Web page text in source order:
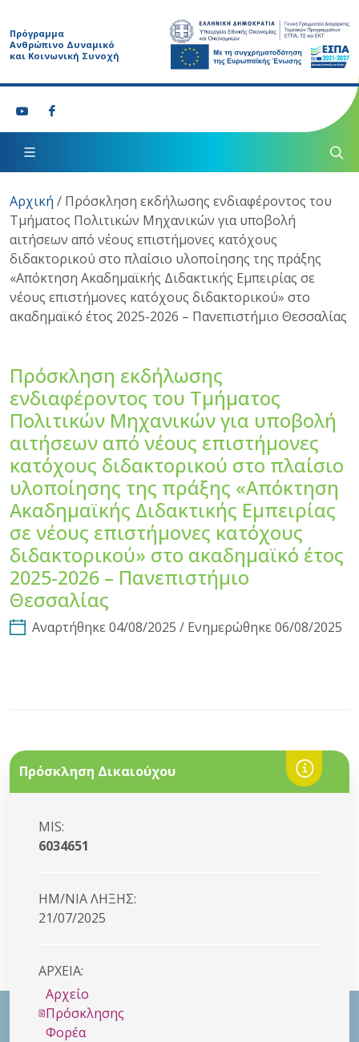
Πρόγραμμα
Ανθρώπινο Δυναμικό
και Κοινωνική Συνοχή
Αρχική / Πρόσκληση εκδήλωσης ενδιαφέροντος του
Τμήματος Πολιτικών Μηχανικών για υποβολή
αιτήσεων από νέους επιστήμονες κατόχους
διδακτορικού στο πλαίσιο υλοποίησης της πράξης
«Απόκτηση Ακαδημαϊκής Διδακτικής Εμπειρίας σε
νέους επιστήμονες κατόχους διδακτορικού» στο
ακαδημαϊκό έτος 2025-2026 – Πανεπιστήμιο Θεσσαλίας
Πρόσκληση εκδήλωσης
ενδιαφέροντος του Τμήματος
Πολιτικών Μηχανικών για υποβολή
αιτήσεων από νέους επιστήμονες
κατόχους διδακτορικού στο πλαίσιο
υλοποίησης της πράξης «Απόκτηση
Ακαδημαϊκής Διδακτικής Εμπειρίας
σε νέους επιστήμονες κατόχους
διδακτορικού» στο ακαδημαϊκό έτος
2025-2026 – Πανεπιστήμιο
Θεσσαλίας
Αναρτήθηκε 04/08/2025 / Ενημερώθηκε 06/08/2025
Πρόσκληση Δικαιούχου
MIS:
6034651
HM/NIA ΛΗΞΗΣ:
21/07/2025
ΑΡΧΕΙΑ:
Αρχείο
Πρόσκλησης
Φορέα